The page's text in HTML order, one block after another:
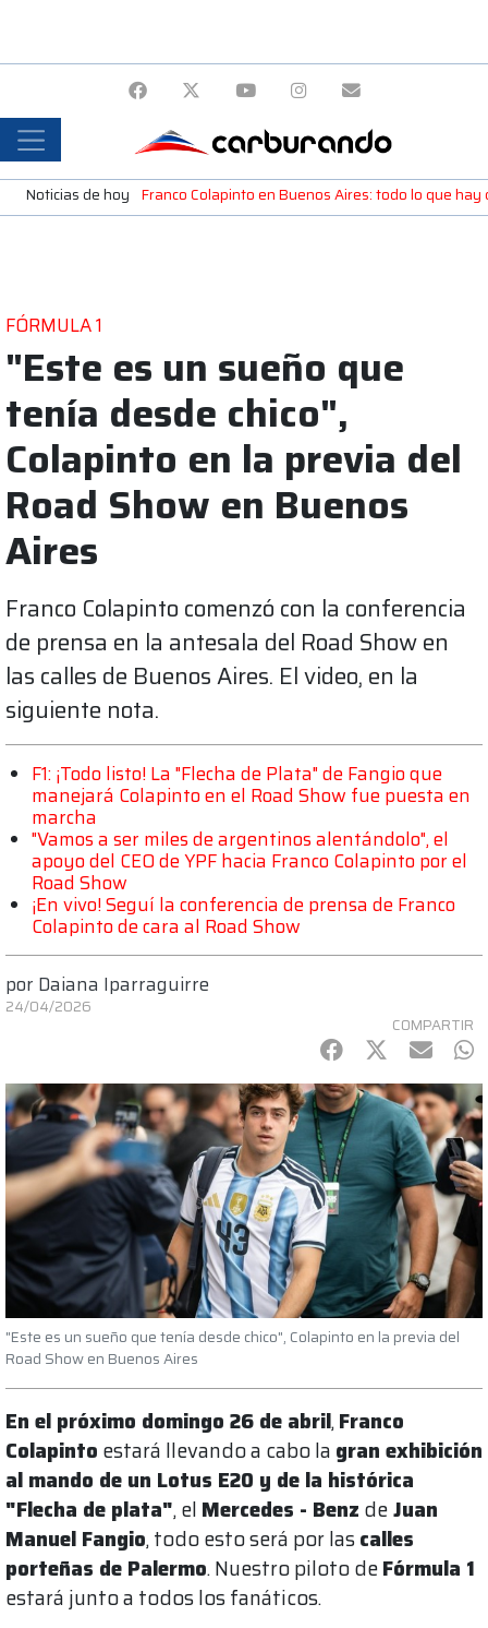
Noticias de hoy Franco Colapinto en Buenos Aires: todo lo que
FÓRMULA 1
"Este es un sueño que
tenía desde chico",
Colapinto en la previa del
Road Show en Buenos
Aires
Franco Colapinto comenzó con la conferencia
de prensa en la antesala del Road Show en
las calles de Buenos Aires. El video, en la
siguiente nota.
F1: ¡Todo listo! La "Flecha de Plata" de Fangio que
manejará Colapinto en el Road Show fue puesta en
marcha
"Vamos a ser miles de argentinos alentándolo", el
apoyo del CEO de YPF hacia Franco Colapinto por el
Road Show
¡En vivo! Seguí la conferencia de prensa de Franco
Colapinto de cara al Road Show
por Daiana Iparraguirre
24/04/2026
COMPARTIR
Facebook
Twitter
mail
"Este es un sueño que tenía desde chico", Colapinto en la previa del
Road Show en Buenos Aires
En el próximo domingo 26 de abril,Franco
Colapinto estará llevando a cabo la gran exhibición
al mando de un Lotus E20 y de la histórica
"Flecha de plata", el Mercedes - Benz deJuan
Manuel Fangio, todo esto será por lascalles
porteñas de Palermo. Nuestro piloto deFórmula 1
estará junto a todos los fanáticos.